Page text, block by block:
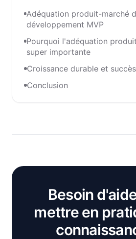
Adéquation produit-marché
développement MVP
Pourquoi l'adéquation
super importante
Croissance durable et
Conclusion
Besoin
mettre en